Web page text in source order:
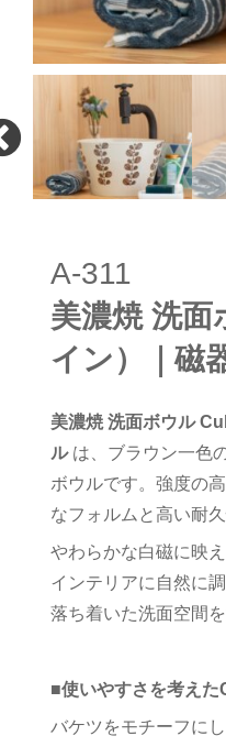
A-311
美濃焼 洗
イン）｜磁
美濃焼 洗面ボウル
ルは、ブラウン一色
ボウルです。強度の
なフォルムと高い耐
やわらかな白磁に映
インテリアに自然に
落ち着いた洗面空間
■使いやすさを考え
バケツをモチーフに